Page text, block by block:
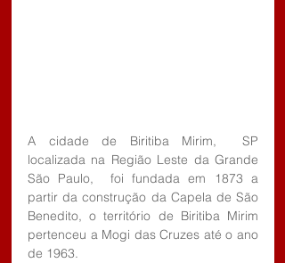
A cidade de Biritiba Mirim,  SP
localizada na Região Leste da Grande
São Paulo,  foi fundada em 1873 a
partir da construção da Capela de São
Benedito, o território de Biritiba Mirim
pertenceu a Mogi das Cruzes até o ano
de 1963.